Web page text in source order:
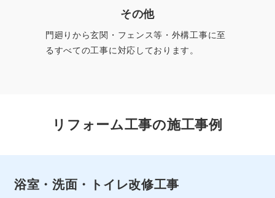
門廻りから玄関・フェンス等・外構工事に至
るすべての工事に対応しております。
リフォーム全般改修工事
・浴室・洗面改修・階段補修・畳取替・クロス張替・玄関ド